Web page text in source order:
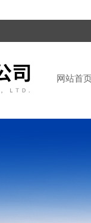
网站首